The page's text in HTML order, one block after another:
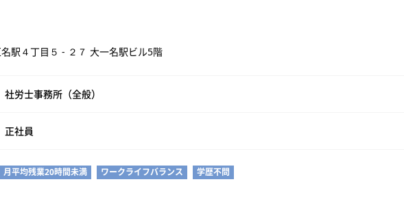
駅４丁目５ - ２７ 大一名駅ビル5階
社労士事務所（全般）
正社員
月平均残業20時間未満 ワークライフバランス 学歴不問